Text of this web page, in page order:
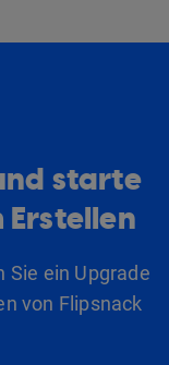
starte
Sie ein Upgrade
von Flipsnack